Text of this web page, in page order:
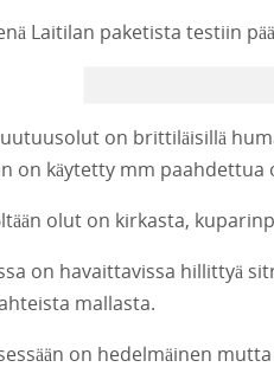
Laitilan paketista testiin
on brittiläisillä
on käytetty mm paahdettua
olut on kirkasta,
on havaittavissa hillittyä
mallasta.
on hedelmäinen